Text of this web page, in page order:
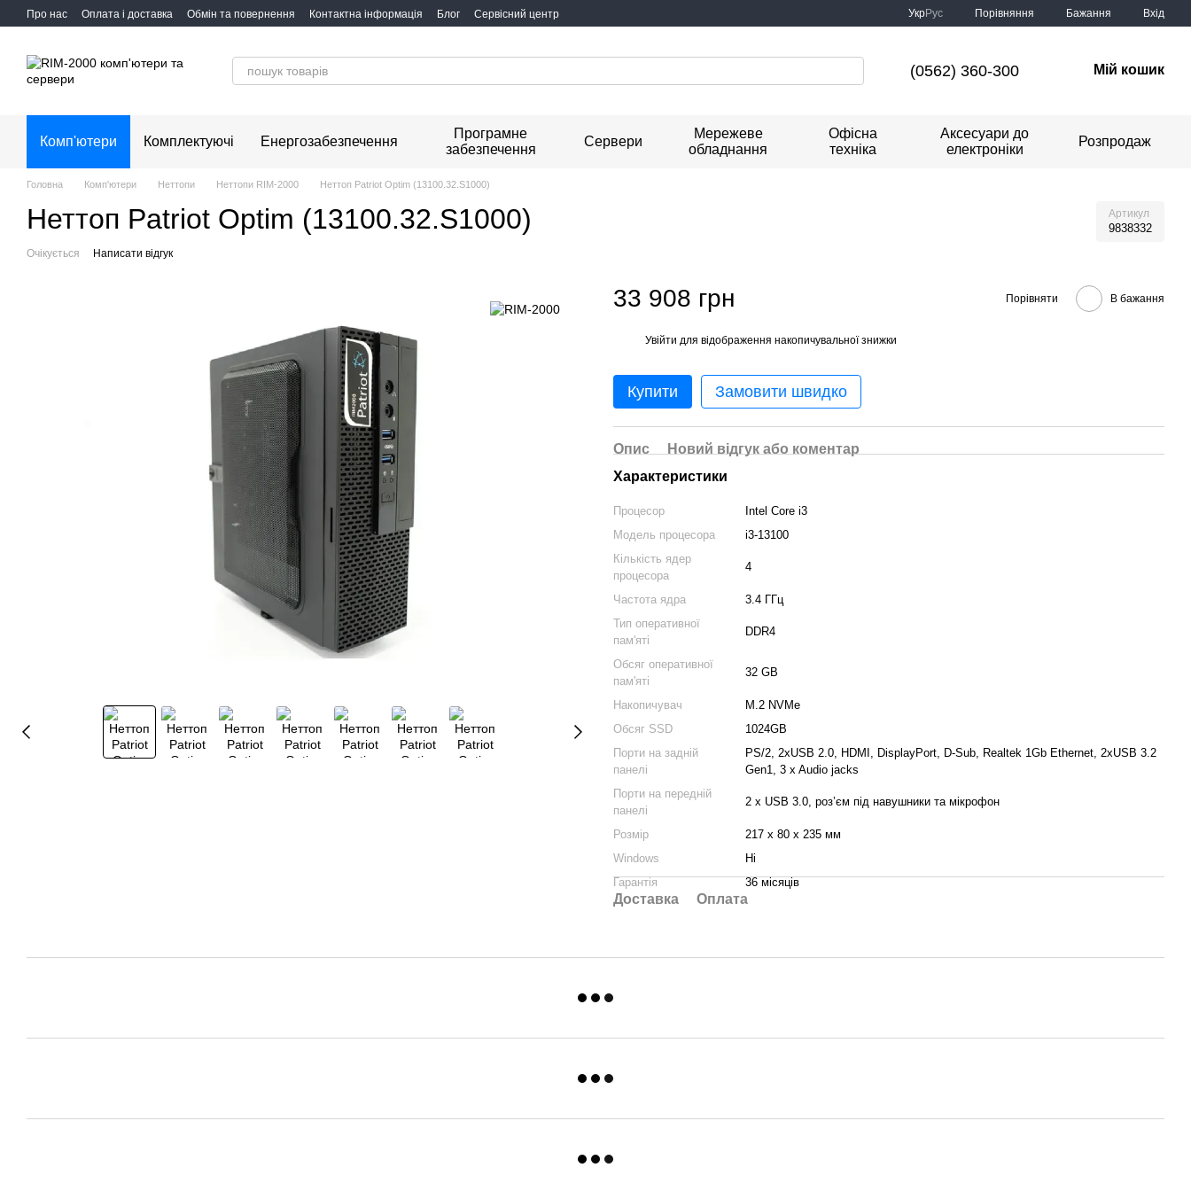
Перейти до основного контенту
Про нас Оплата і доставка Обмін та повернення Контактна інформація Блог Сервісний центр УкрРус Порівняння Бажання Вхід
(0562) 360-300 Мій кошик
Комп'ютери Комплектуючі Енергозабезпечення
Програмне
забезпечення
Сервери
Мережеве
обладнання
Офісна
техніка
Аксесуари до
електроніки
Розпродаж
Головна Комп'ютери Неттопи Неттопи RIM-2000 Неттоп Patriot Optim (13100.32.S1000)
Неттоп Patriot Optim (13100.32.S1000) Артикул
9838332
Очікується Написати відгук
33 908 грн Порівняти В бажання
Увійти для відображення накопичувальної знижки
Купити Замовити швидко
Опис
Новий відгук або коментар
Характеристики
Процесор
Intel Core i3
Модель процесора
i3-13100
Кількість ядер
процесора
4
Частота ядра
3.4 ГГц
Тип оперативної
пам'яті
DDR4
Обсяг оперативної
пам'яті
32 GB
Накопичувач
M.2 NVMe
Обсяг SSD
1024GB
Порти на задній
панелі
PS/2, 2хUSB 2.0, HDMI, DisplayPort, D-Sub, Realtek 1Gb Ethernet, 2хUSB 3.2
Gen1, 3 x Audio jacks
Порти на передній
панелі
2 х USB 3.0, роз’єм під навушники та мікрофон
Розмір
217 x 80 x 235 мм
Windows
Ні
Гарантія
36 місяців
Доставка Оплата